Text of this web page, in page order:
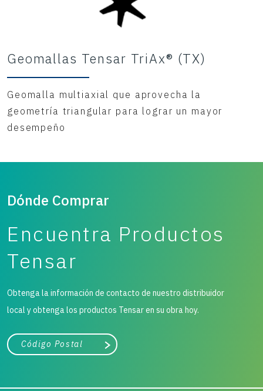
Geomallas Tensar TriAx® (TX)
Geomalla multiaxial que aprovecha la
geometría triangular para lograr un mayor
desempeño
Dónde Comprar
Encuentra Productos
Tensar
Obtenga la información de contacto de nuestro distribuidor
local y obtenga los productos Tensar en su obra hoy.
Ciudad, estado o código postal
Buscar